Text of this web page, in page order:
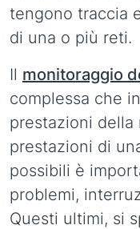
tengono traccia
di una o più reti.
Il monitoraggio
complessa che
prestazioni della
prestazioni di
possibili è
problemi,
Questi ultimi, si